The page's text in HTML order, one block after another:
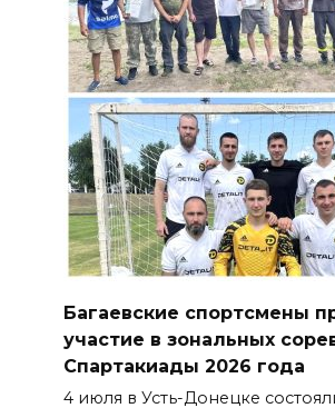
Багаевские спортсмены
участие в зональных
Спартакиады 2026 года
4 июля в Усть-Донецке